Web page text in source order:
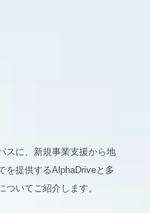
スに、新規事業支援から地
を提供するAlphaDriveと多
いてご紹介します。